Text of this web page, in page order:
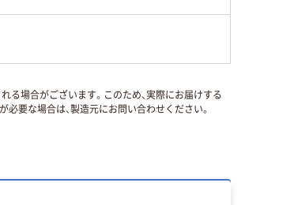
る場合がございます。このため、実際にお届けする
要な場合は、製造元にお問い合わせください。